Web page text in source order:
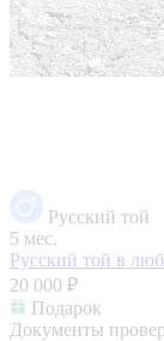
Русский той
5 мес.
Русский той в
20 000 ₽
Подарок
Документы